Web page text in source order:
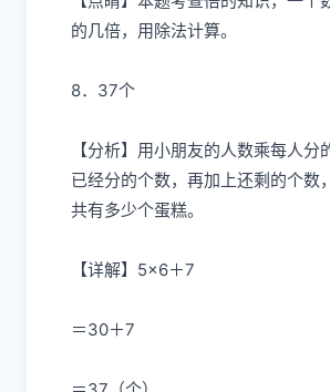
的几倍，用除法计算。
8．37个
【分析】用小朋友的人数乘每人分
已经分的个数，再加上还剩的个数
共有多少个蛋糕。
【详解】5×6＋7
＝30＋7